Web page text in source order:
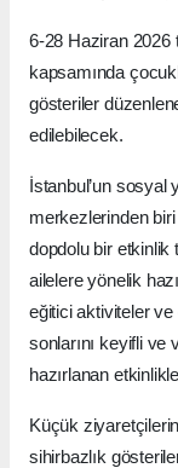
6-28 Haziran 2026
kapsamında
gösteriler
edilebilecek.
İstanbul’un
merkezlerinden
dopdolu bir etkinlik
ailelere yönelik
eğitici aktiviteler ve
sonlarını keyifli
hazırlanan
Küçük
sihirbazlık